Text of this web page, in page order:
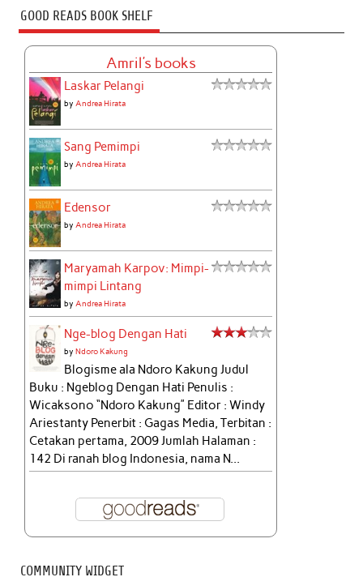
GOOD READS BOOK SHELF
Amril's books
Laskar Pelangi
byAndrea Hirata
Sang Pemimpi
byAndrea Hirata
Edensor
byAndrea Hirata
Maryamah Karpov: Mimpi-
mimpi Lintang
byAndrea Hirata
Nge-blog Dengan Hati
byNdoro Kakung
Blogisme ala Ndoro Kakung Judul
Buku : Ngeblog Dengan Hati Penulis :
Wicaksono “Ndoro Kakung” Editor : Windy
Ariestanty Penerbit : Gagas Media, Terbitan :
Cetakan pertama, 2009 Jumlah Halaman :
142 Di ranah blog Indonesia, nama N...
COMMUNITY WIDGET